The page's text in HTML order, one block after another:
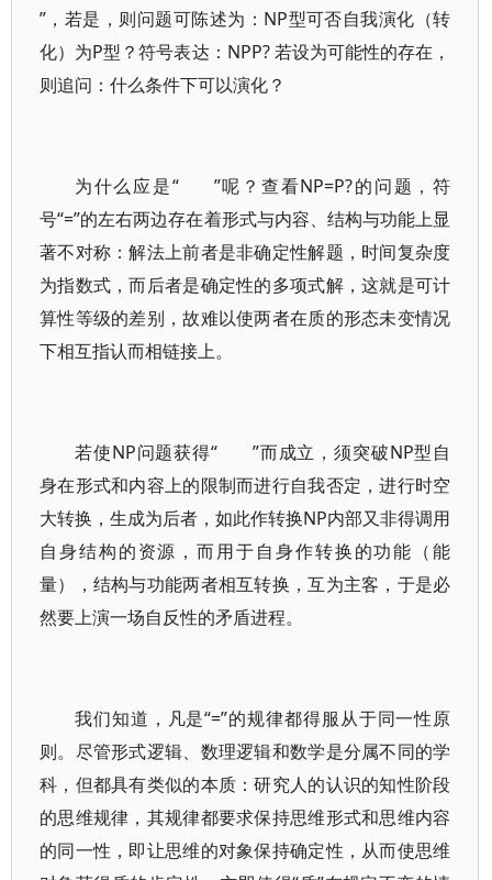
”，若是，则问题可陈述为：NP型可否自我演化（转
化）为P型？符号表达：NPP? 若设为可能性的存在，
则追问：什么条件下可以演化？
为什么应是“
”呢？查看NP=P?的问题，符
号“=”的左右两边存在着形式与内容、结构与功能上显
著不对称：解法上前者是非确定性解题，时间复杂度
为指数式，而后者是确定性的多项式解，这就是可计
算性等级的差别，故难以使两者在质的形态未变情况
下相互指认而相链接上。
若使NP问题获得“
”而成立，须突破NP型自
身在形式和内容上的限制而进行自我否定，进行时空
大转换，生成为后者，如此作转换NP内部又非得调用
自身结构的资源，而用于自身作转换的功能（能
量），结构与功能两者相互转换，互为主客，于是必
然要上演一场自反性的矛盾进程。
我们知道，凡是“=”的规律都得服从于同一性原
则。尽管形式逻辑、数理逻辑和数学是分属不同的学
科，但都具有类似的本质：研究人的认识的知性阶段
的思维规律，其规律都要求保持思维形式和思维内容
的同一性，即让思维的对象保持确定性，从而使思维